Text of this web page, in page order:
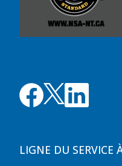
LIGNE DU SERVICE